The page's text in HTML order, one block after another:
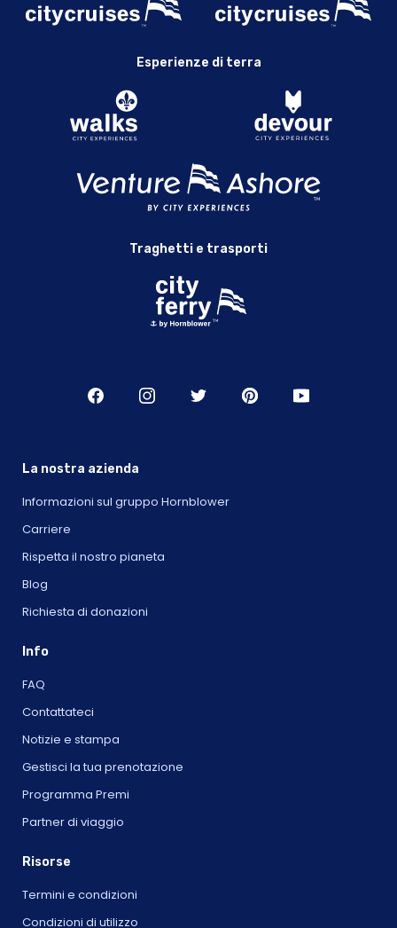
Esperienze di terra
Traghetti e trasporti
La nostra azienda
Informazioni sul gruppo Hornblower
Carriere
Rispetta il nostro pianeta
Blog
Richiesta di donazioni
Info
FAQ
Contattateci
Notizie e stampa
Gestisci la tua prenotazione
Programma Premi
Partner di viaggio
Risorse
Termini e condizioni
Condizioni di utilizzo